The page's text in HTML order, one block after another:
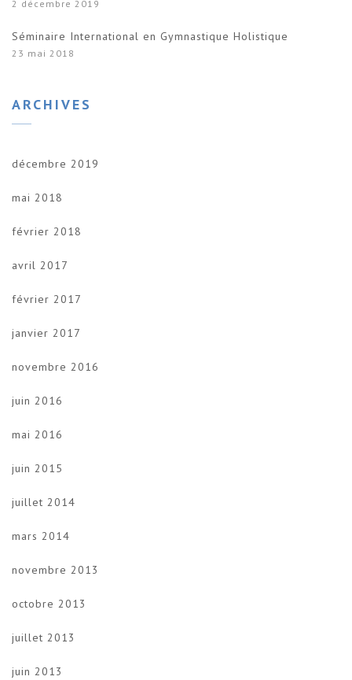
2 décembre 2019
Séminaire International en Gymnastique Holistique
23 mai 2018
ARCHIVES
décembre 2019
mai 2018
février 2018
avril 2017
février 2017
janvier 2017
novembre 2016
juin 2016
mai 2016
juin 2015
juillet 2014
mars 2014
novembre 2013
octobre 2013
juillet 2013
juin 2013